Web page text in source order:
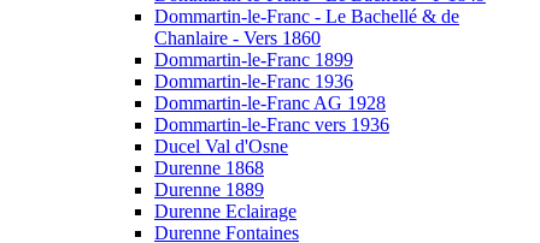
Dommartin-le-Franc - Le Bachellé & de
Chanlaire - Vers 1860
Dommartin-le-Franc 1899
Dommartin-le-Franc 1936
Dommartin-le-Franc AG 1928
Dommartin-le-Franc vers 1936
Ducel Val d'Osne
Durenne 1868
Durenne 1889
Durenne Eclairage
Durenne Fontaines